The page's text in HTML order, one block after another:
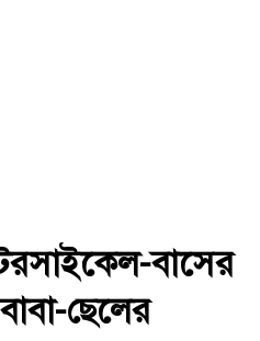
বাসের
ছেলের